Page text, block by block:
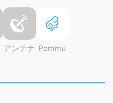
アンテナ Pommu